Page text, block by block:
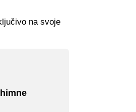
na svoje